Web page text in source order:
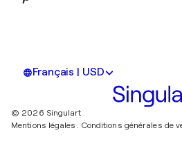
Français | USD
© 2026 Singulart
Mentions légales. Conditions générales de